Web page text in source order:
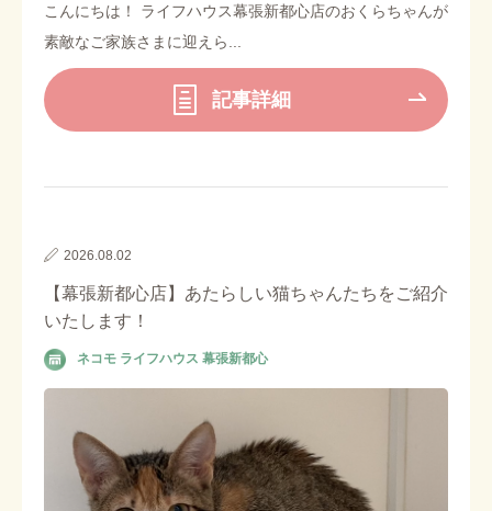
こんにちは！ ライフハウス幕張新都心店のおくらちゃんが
素敵なご家族さまに迎えら...
記事詳細
2026.08.02
【幕張新都心店】あたらしい猫ちゃんたちをご紹介
いたします！
ネコモ ライフハウス 幕張新都心